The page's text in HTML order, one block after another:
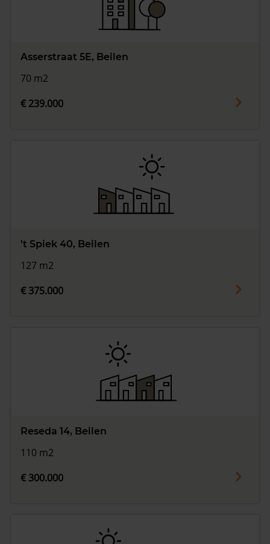
Asserstraat 5E, Beilen
70 m2
€ 239.000
't Spiek 40, Beilen
127 m2
€ 375.000
Reseda 14, Beilen
110 m2
€ 300.000